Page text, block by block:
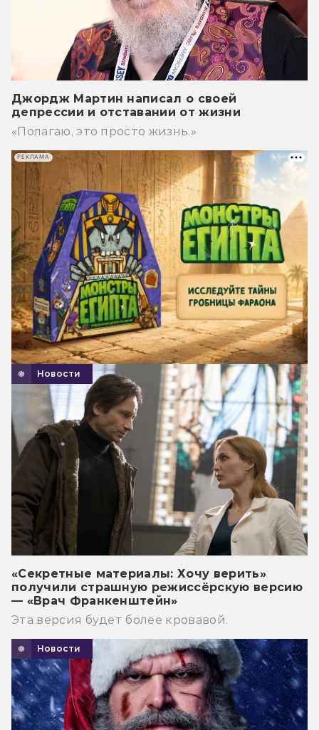
Джордж Мартин написал о своей
депрессии и отставании от жизни
«Полагаю, это просто жизнь.»
Новости
«Секретные материалы: Хочу верить»
получили страшную режиссёрскую версию
— «Врач Франкенштейн»
Эта версия будет более кровавой.
Новости
РЕКЛАМА